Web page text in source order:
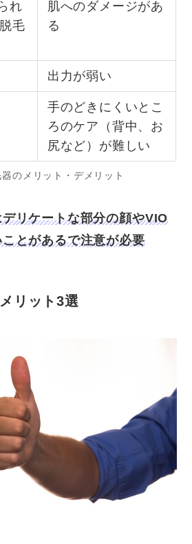
れ
毛
肌へのダメージがあ
る
出力が弱い
手のどきにくいとこ
ろのケア（背中、お
尻など）が難しい
のメリット・デメリット
リケートな部分の顔やVIO
とがあるで注意が必要
リット3選